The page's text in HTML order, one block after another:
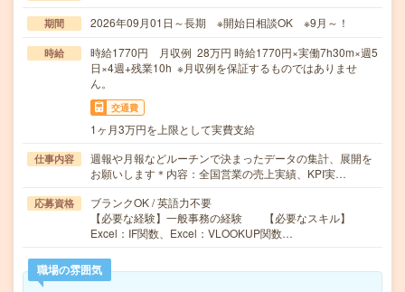
期間 2026年09月01日～長期 ※開始日相談OK ※9月～！
時給
時給1770円 月収例 28万円 時給1770円×実働7h30m×週5
日×4週+残業10h ※月収例を保証するものではありませ
ん。
交通費
1ヶ月3万円を上限として実費支給
仕事内容
週報や月報などルーチンで決まったデータの集計、展開を
お願いします＊内容：全国営業の売上実績、KPI実…
応募資格
ブランクOK / 英語力不要
【必要な経験】一般事務の経験 【必要なスキル】
Excel：IF関数、Excel：VLOOKUP関数…
職場の雰囲気